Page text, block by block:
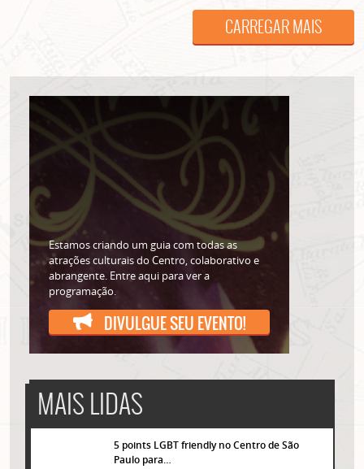
CARREGAR MAIS
Estamos criando um guia com todas as
atrações culturais do Centro, colaborativo e
abrangente. Entre aqui para ver a
programação.
DIVULGUE SEU EVENTO!
MAIS LIDAS
5 points LGBT friendly no Centro de São
Paulo para…
ASSINE GRATUITAMENTE
NOSSA NEWSLETTER!
Clique no botão abaixo para receber notícias sobre o
centro de São Paulo no seu email.
CLIQUE AQUI
não mostrar mais esse popup